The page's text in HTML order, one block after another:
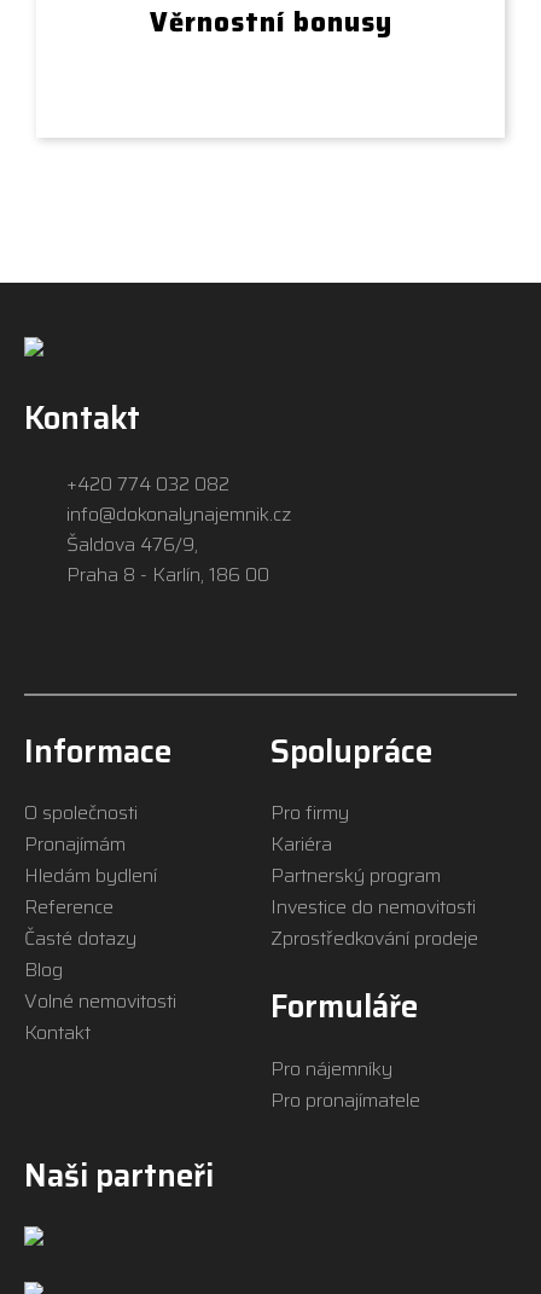
Věrnostní bonusy
Kontakt
+420 774 032 082
info@dokonalynajemnik.cz
Šaldova 476/9,
Praha 8 - Karlín, 186 00
Informace
O společnosti
Pronajímám
Hledám bydlení
Reference
Časté dotazy
Blog
Volné nemovitosti
Kontakt
Spolupráce
Pro firmy
Kariéra
Partnerský program
Investice do nemovitosti
Zprostředkování prodeje
Formuláře
Pro nájemníky
Pro pronajímatele
Naši partneři